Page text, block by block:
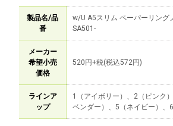
製品名/品
番
w/U A5スリム ペーパーリング
SA501-
メーカー
希望小売
価格
520円+税(税込572円)
ラインア
ップ
1（アイボリー）、2（ピンク
ベンダー）、5（ネイビー）、6